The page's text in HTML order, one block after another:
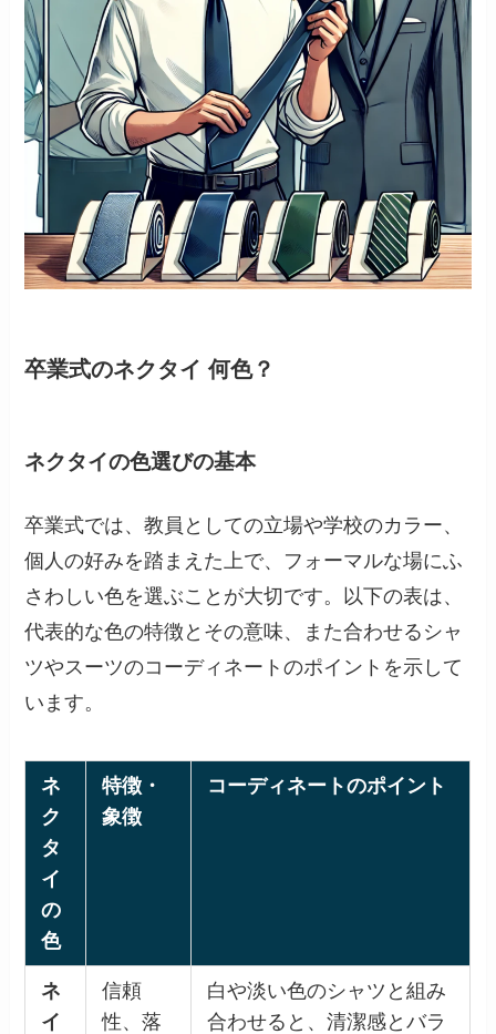
卒業式のネクタイ 何色？
ネクタイの色選びの基本
卒業式では、教員としての立場や学校のカラー、
個人の好みを踏まえた上で、フォーマルな場にふ
さわしい色を選ぶことが大切です。以下の表は、
代表的な色の特徴とその意味、また合わせるシャ
ツやスーツのコーディネートのポイントを示して
います。
ネ
ク
タ
イ
の
色
特徴・
象徴
コーディネートのポイント
ネ
イ
信頼
性、落
白や淡い色のシャツと組み
合わせると、清潔感とバラ